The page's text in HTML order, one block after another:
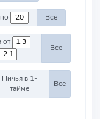
по Все
Победа от
Все
Ничья в 1-
тайме
Все